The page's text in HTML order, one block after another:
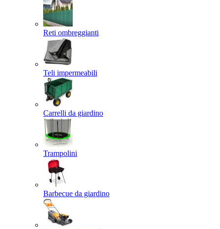
Reti ombreggianti
Teli impermeabili
Carrelli da giardino
Trampolini
Barbecue da giardino